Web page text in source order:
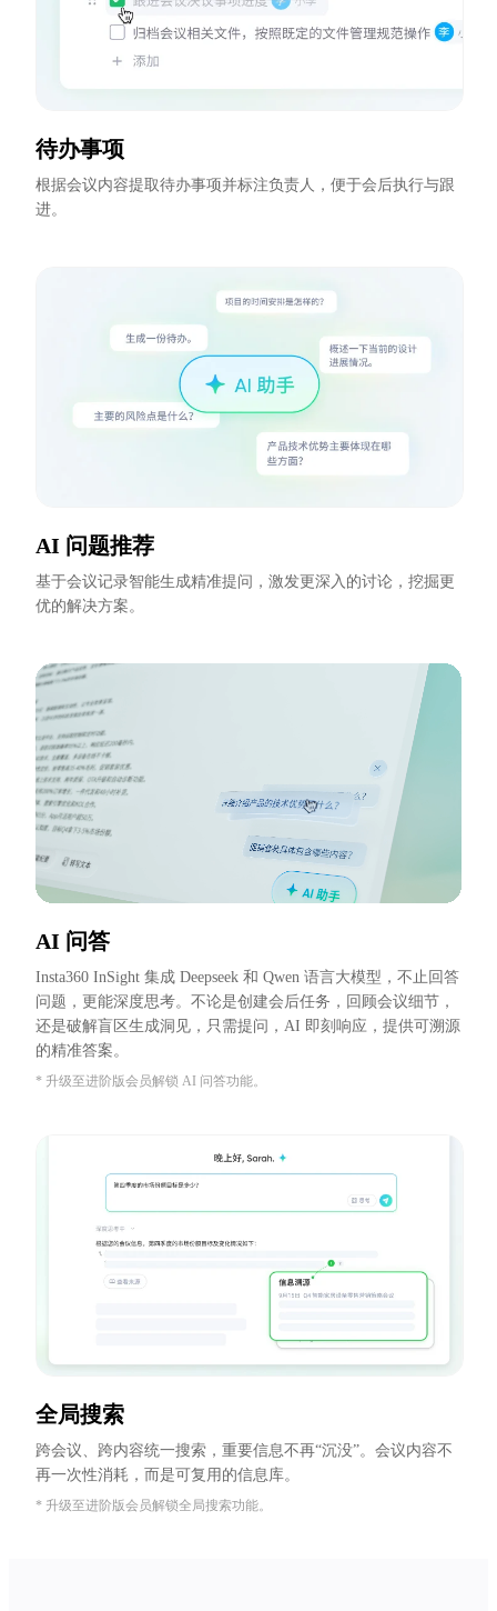
待办事项
根据会议内容提取待办事项并标注负责人，便于会后执行与跟
进。
AI 问题推荐
基于会议记录智能生成精准提问，激发更深入的讨论，挖掘更
优的解决方案。
AI 问答
Insta360 InSight 集成 Deepseek 和 Qwen 语言大模型，不止回答
问题，更能深度思考。不论是创建会后任务，回顾会议细节，
还是破解盲区生成洞见，只需提问，AI 即刻响应，提供可溯源
的精准答案。
* 升级至进阶版会员解锁 AI 问答功能。
全局搜索
跨会议、跨内容统一搜索，重要信息不再“沉没”。会议内容不
再一次性消耗，而是可复用的信息库。
* 升级至进阶版会员解锁全局搜索功能。